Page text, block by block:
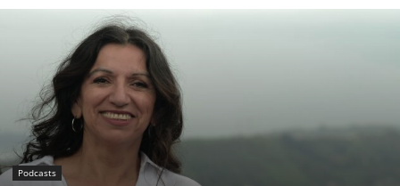
Podcasts